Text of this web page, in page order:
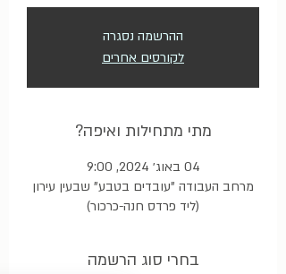
ההרשמה נסגרה
לקורסים אחרים
מתי מתחילות ואיפה?
04 באוג׳ 2024, 9:00
מרחב העבודה "עובדים בטבע" שבעין עירון
(ליד פרדס חנה-כרכור)
בחרי סוג הרשמה